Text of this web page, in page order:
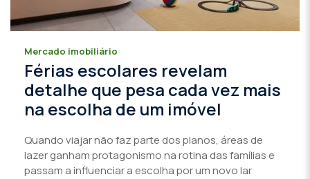
Mercado imobiliário
Férias escolares revelam
detalhe que pesa cada vez mais
na escolha de um imóvel
Quando viajar não faz parte dos planos, áreas de
lazer ganham protagonismo na rotina das famílias e
passam a influenciar a escolha por um novo lar